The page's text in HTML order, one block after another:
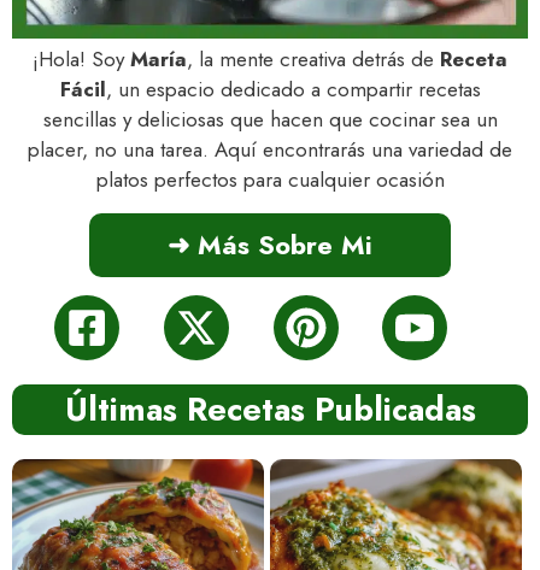
¡Hola! SoyMaría, la mente creativa detrás de Receta
Fácil, un espacio dedicado a compartir recetas
sencillas y deliciosas que hacen que cocinar sea un
placer, no una tarea. Aquí encontrarás una variedad de
platos perfectos para cualquier ocasión
➜ Más Sobre Mi
Últimas Recetas Publicadas